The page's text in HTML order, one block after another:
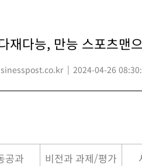
재다능, 만능 스포츠맨
2024-04-26
공과 비전과 과제/평가